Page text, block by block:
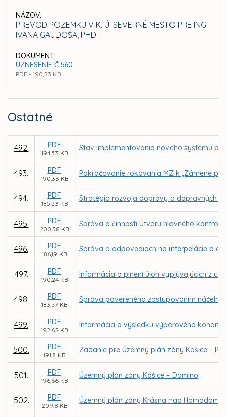
NÁZOV:
PREVOD POZEMKU V K. Ú. SEVERNÉ MESTO PRE ING.
IVANA GAJDOŠA, PHD.
DOKUMENT:
UZNESENIE Č.560
PDF - 190,53 KB
Ostatné
492. PDF
194,53 KB
Stav implementovania nového systému
493. PDF
190,33 KB
Pokračovanie rokovania MZ k „Zámene
494. PDF
185,23 KB
Stratégia rozvoja dopravy a dopravných
495. PDF
200,38 KB
Správa o činnosti Útvaru hlavného
496. PDF
186,19 KB
Správa o odpovediach na interpelácie a
497. PDF
190,24 KB
Informácia o plnení úloh vyplývajúcich z
498. PDF
183,57 KB
Správa povereného zastupovaním
499. PDF
192,62 KB
Informácia o výsledku výberového
500. PDF
191,8 KB
Zadanie pre Územný plán zóny Košice –
501. PDF
196,66 KB
Územný plán zóny Košice – Domino
502. PDF
209,8 KB
Územný plán zóny Krásna nad Hornádom